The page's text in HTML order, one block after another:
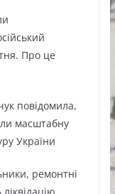
Про це
повідомила,
масштабну
України
ремонтні